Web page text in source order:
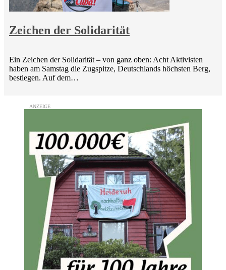
Zeichen der Solidarität
Ein Zeichen der Solidarität – von ganz oben: Acht Aktivisten
haben am Samstag die Zugspitze, Deutschlands höchsten Berg,
bestiegen. Auf dem…